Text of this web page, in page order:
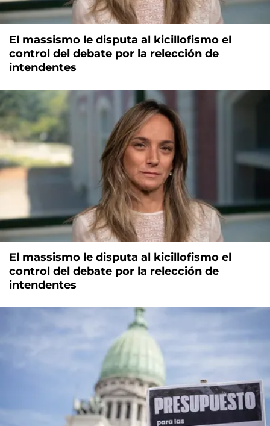
El massismo le disputa al kicillofismo el
control del debate por la relección de
intendentes
El massismo le disputa al kicillofismo el
control del debate por la relección de
intendentes